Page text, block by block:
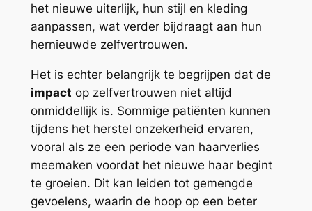
het nieuwe uiterlijk, hun stijl en kleding
aanpassen, wat verder bijdraagt aan hun
hernieuwde zelfvertrouwen.
Het is echter belangrijk te begrijpen dat de
impact op zelfvertrouwen niet altijd
onmiddellijk is. Sommige patiënten kunnen
tijdens het herstel onzekerheid ervaren,
vooral als ze een periode van haarverlies
meemaken voordat het nieuwe haar begint
te groeien. Dit kan leiden tot gemengde
gevoelens, waarin de hoop op een beter